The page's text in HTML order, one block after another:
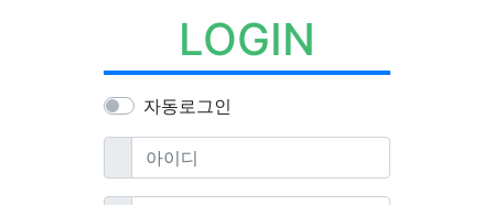
LOGIN
자동로그인
아이디필수